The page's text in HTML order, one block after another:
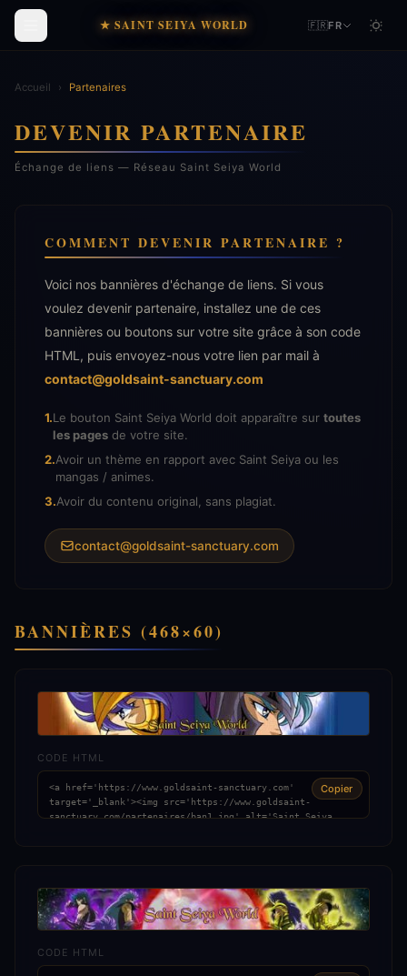
★ SAINT SEIYA WORLD 🇫🇷FR
Accueil › Partenaires
DEVENIR PARTENAIRE
Échange de liens — Réseau Saint Seiya World
COMMENT DEVENIR PARTENAIRE ?
Voici nos bannières d'échange de liens. Si vous
voulez devenir partenaire, installez une de ces
bannières ou boutons sur votre site grâce à son code
HTML, puis envoyez-nous votre lien par mail à
contact@goldsaint-sanctuary.com
1.Le bouton Saint Seiya World doit apparaître sur toutes
les pages de votre site.
2.Avoir un thème en rapport avec Saint Seiya ou les
mangas / animes.
3.Avoir du contenu original, sans plagiat.
contact@goldsaint-sanctuary.com
BANNIÈRES (468×60)
CODE HTML
Copier
CODE HTML